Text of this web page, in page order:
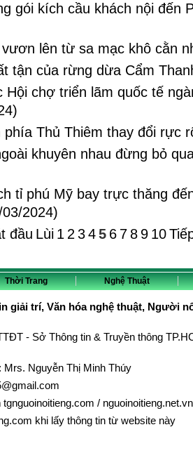
gói kích cầu khách nội đến
lên từ sa mạc khô cằn
tận của rừng dừa Cẩm
Hội chợ triển lãm quốc tế
phía Thủ Thiêm thay đổi rực
khuyên nhau đừng bỏ
tỉ phú Mỹ bay trực thăng
2024)
đầu Lùi 1 2 345 6 7 8 9 10
Thời Trang Nghệ Thuật
giải trí, Văn hóa nghệ thuật, Người
- Sở Thông tin & Truyền thông
Mrs. Nguyễn Thị Minh Thúy
tgnguoinoitieng.com / nguoinoitieng.net.vn
khi lấy thông tin từ website này